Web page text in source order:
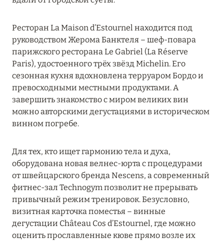
ЦЕНАМ
04 апреля 2025
ATLANTIS THE PALM: НОВЫЙ ПАКЕТ
НАПИТКОВ ДЛЯ HB И FB
Подробнее
MANDARIN ORIENTAL JUMEIRA, DUBAI:
СКИДКИ ДО 30 % ОТ СУММЫ КОНТРАКТА НА
РАЗМЕЩЕНИЕ ВЕСНОЙ
Подробнее
11 декабря 2024
Ресторан La Maison d’Estournel находится под
руководством Жерома Банктеля – шеф-повара
парижского ресторана Le Gabriel (La Réserve
Paris), удостоенного трёх звёзд Michelin. Его
сезонная кухня вдохновлена терруаром Бордо и
превосходными местными продуктами. А
завершить знакомство с миром великих вин
можно авторскими дегустациями в историческом
винном погребе.
Для тех, кто ищет гармонию тела и духа,
оборудована новая велнес-юрта с процедурами
от швейцарского бренда Nescens, а современный
фитнес-зал Technogym позволит не прерывать
привычный режим тренировок. Безусловно,
визитная карточка поместья – винные
дегустации Château Cos d’Estournel, где можно
оценить прославленные кюве прямо возле их